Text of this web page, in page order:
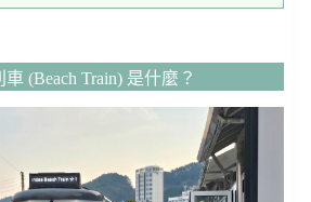
(Beach Train) 是什麼？